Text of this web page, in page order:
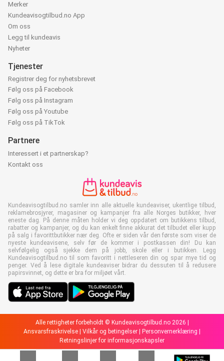
Merker
Kundeavisogtilbud.no App
Om oss
Legg til kundeavis
Nyheter
Tjenester
Registrer deg for nyhetsbrevet
Følg oss på Facebook
Følg oss på Instagram
Følg oss på Youtube
Følg oss på TikTok
Partnere
Interessert i et partnerskap?
Kontakt oss
Kundeavisogtilbud.no samler inn alle aktuelle kundeaviser, ukentlige tilbud,
reklamebrosjyrer, magasiner og kampanjer fra alle Norges butikker, hver
eneste dag. På denne måten holder vi deg oppdatert om butikkens tilbud,
rabatter og kampanjer, og du kan enkelt finne akkurat det tilbudet eller kupp
på salg i favorittbutikker nær deg. Ofte er siden vår den første som viser de
nyeste kundeavisene, selv før de kommer i postkassen din! Du kan
selvfølgelig også sjekke dem på jobb, skole eller i butikken. Legg
Kundeavisogtilbud.no til som favoritt i nettleseren din og spar mye tid og
penger. Ved å lese digitale kundeaviser bidrar du dessuten til å redusere
papirsvinnet, og dette er bra for miljøet vårt.
Alle rettigheter forbeholdt © Kundeavisogtilbud.no 2026 |
Ansvarsfraskrivelse
Vilkår og betingelser Personvernerklæring
Retningslinjer for informasjonskapsler